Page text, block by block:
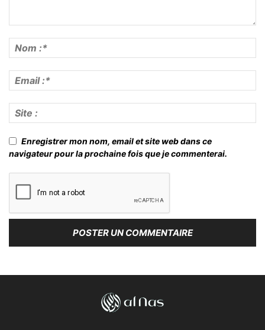
Enregistrer mon nom, email et site web dans ce
navigateur pour la prochaine fois que je commenterai.